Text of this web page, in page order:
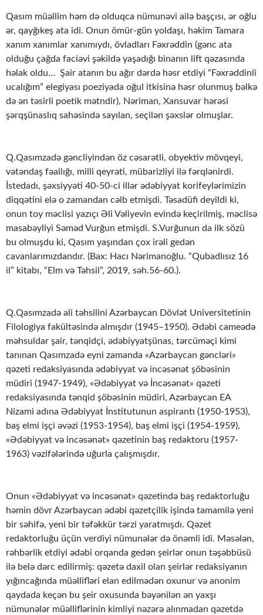
Qasım müəllim həm də olduqca nümunəvi ailə başçısı, ər oğlu
ər, qayğıkeş ata idi. Onun ömür-gün yoldaşı, həkim Tamara
xanım xanımlar xanımıydı, övladları Fəxrəddin (gənc ata
olduğu çağda faciəvi şəkildə yaşadığı binanın lift qəzasında
həlak oldu… Şair atanın bu ağır dərdə həsr etdiyi “Fəxrəddinli
ucalığım” elegiyası poeziyada oğul itkisinə həsr olunmuş bəlkə
də ən təsirli poetik mətndir), Nəriman, Xansuvar hərəsi
şərqşünaslıq sahəsində sayılan, seçilən şəxslər olmuşlar.
Q.Qasımzadə gəncliyindən öz cəsarətli, obyektiv mövqeyi,
vətəndaş fəallığı, milli qeyrəti, mübarizliyi ilə fərqlənirdi.
İstedadı, şəxsiyyəti 40-50-ci illər ədəbiyyat korifeylərimizin
diqqətini elə o zamandan cəlb etmişdi. Təsadüfi deyildi ki,
onun toy məclisi yazıçı Əli Vəliyevin evində keçirilmiş, məclisə
masabəyliyi Səməd Vurğun etmişdi. S.Vurğunun da ilk sözü
bu olmuşdu ki, Qasım yaşından çox irəli gedən
cavanlarımızdandır. (Bax: Hacı Nərimanoğlu. “Qubadlısız 16
il” kitabı, “Elm və Təhsil”, 2019, səh.56-60.).
Q.Qasımzadə ali təhsilini Azərbaycan Dövlət Universitetinin
Filologiya fakültəsində almışdır (1945–1950). Ədəbi cameədə
məhsuldar şair, tənqidçi, ədəbiyyatşünas, tərcüməçi kimi
tanınan Qasımzadə eyni zamanda «Azərbaycan gəncləri»
qəzeti redaksiyasında ədəbiyyat və incəsənət şöbəsinin
müdiri (1947-1949), «Ədəbiyyat və İncəsənət» qəzeti
redaksiyasında tənqid şöbəsinin müdiri, Azərbaycan EA
Nizami adına Ədəbiyyat İnstitutunun aspirantı (1950-1953),
baş elmi işçi əvəzi (1953-1954), baş elmi işçi (1954-1959),
«Ədəbiyyat və incəsənət» qəzetinin baş redaktoru (1957-
1963) vəzifələrində uğurla çalışmışdır.
Onun «Ədəbiyyat və incəsənət» qəzetində baş redaktorluğu
həmin dövr Azərbaycan ədəbi qəzetçilik işində tamamilə yeni
bir səhifə, yeni bir təfəkkür tərzi yaratmışdı. Qəzet
redaktorluğu üçün verdiyi nümunələr də önəmli idi. Məsələn,
rəhbərlik etdiyi ədəbi orqanda gedən şeirlər onun təşəbbüsü
ilə belə dərc edilirmiş: qəzetə daxil olan şeirlər redaksiyanın
yığıncağında müəllifləri elan edilmədən oxunur və anonim
qaydada keçən bu şeir oxusunda bəyənilən ən yaxşı
nümunələr müəlliflərinin kimliyi nəzərə alınmadan qəzetdə